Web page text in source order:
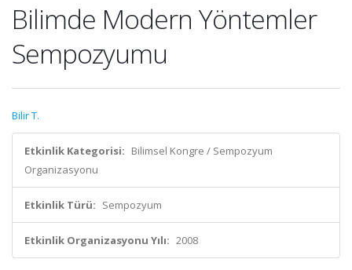
Bilimde Modern Yöntemler
Sempozyumu
Bilir T.
Etkinlik Kategorisi: Bilimsel Kongre / Sempozyum
Organizasyonu
Etkinlik Türü: Sempozyum
Etkinlik Organizasyonu Yılı: 2008